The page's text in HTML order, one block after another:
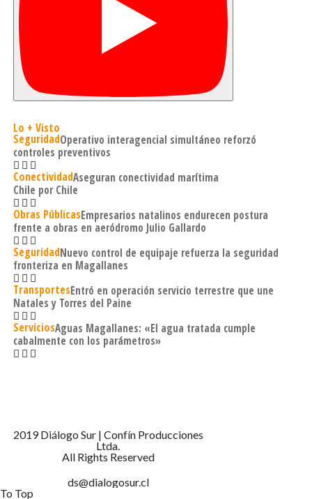
Lo + Visto
SeguridadOperativo interagencial simultáneo reforzó
controles preventivos
ConectividadAseguran conectividad marítima
Chile por Chile
Obras PúblicasEmpresarios natalinos endurecen postura
frente a obras en aeródromo Julio Gallardo
SeguridadNuevo control de equipaje refuerza la seguridad
fronteriza en Magallanes
TransportesEntró en operación servicio terrestre que une
Natales y Torres del Paine
ServiciosAguas Magallanes: «El agua tratada cumple
cabalmente con los parámetros»
2019 Diálogo Sur | Confín Producciones
Ltda.
All Rights Reserved
ds@dialogosur.cl
To Top